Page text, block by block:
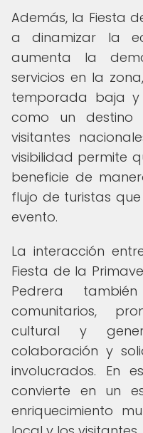
Además, la Fiesta
a dinamizar la
aumenta la
servicios en la
temporada baja y
como un destino
visitantes
visibilidad permite
beneficie de
flujo de turistas
evento.
La interacción
Fiesta de la
Pedrera
comunitarios,
cultural y
colaboración y
involucrados. En
convierte en un
enriquecimiento